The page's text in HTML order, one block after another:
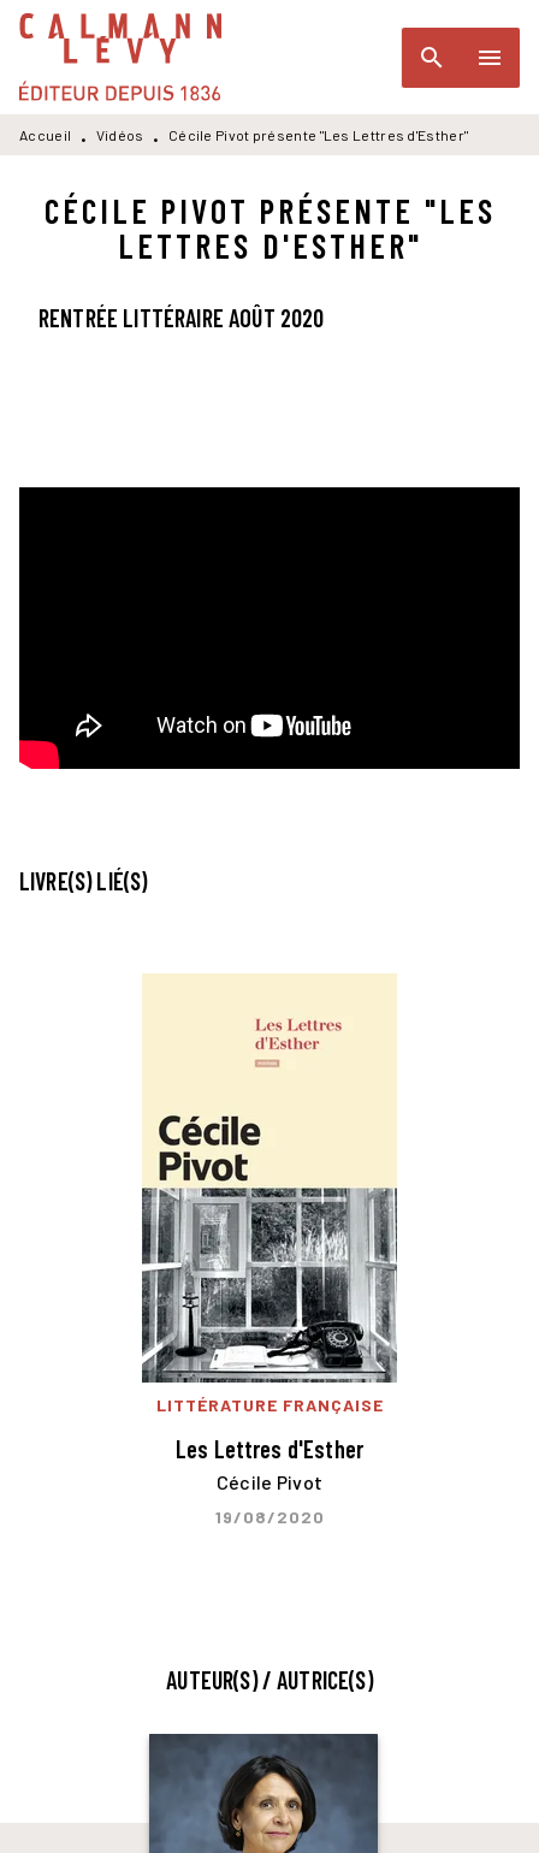
MENU RECHERCHE
PIED DE PAGE
search menu
Accueil • Vidéos • Cécile Pivot présente "Les Lettres d'Esther"
CÉCILE PIVOT PRÉSENTE "LES
LETTRES D'ESTHER"
RENTRÉE LITTÉRAIRE AOÛT 2020
LIVRE(S) LIÉ(S)
LITTÉRATURE FRANÇAISE
Les Lettres d'Esther
Cécile Pivot
19/08/2020
AUTEUR(S) / AUTRICE(S)